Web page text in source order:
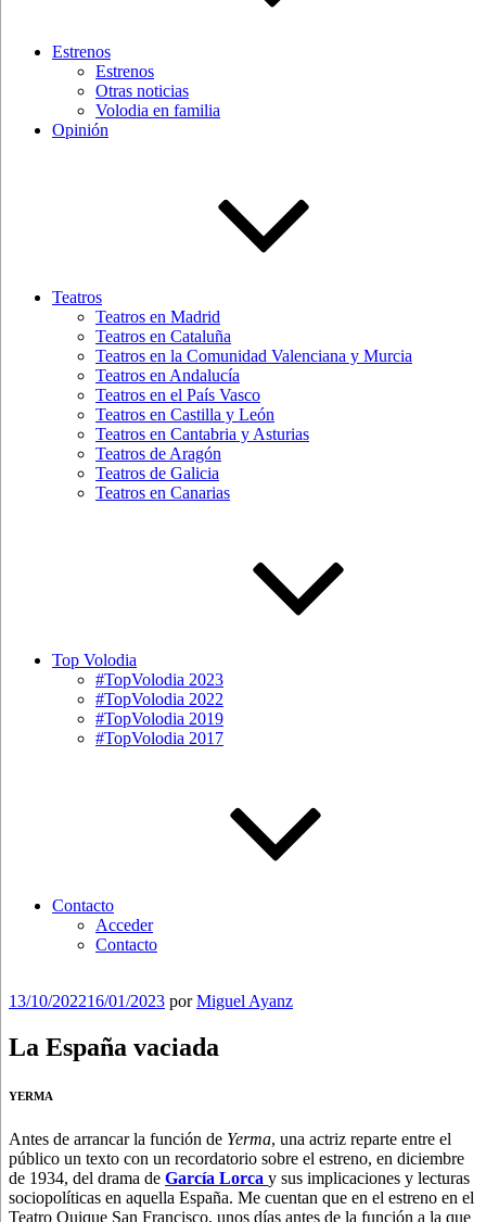
Estrenos
Estrenos
Otras noticias
Volodia en familia
Opinión
Teatros
Teatros en Madrid
Teatros en Cataluña
Teatros en la Comunidad Valenciana y Murcia
Teatros en Andalucía
Teatros en el País Vasco
Teatros en Castilla y León
Teatros en Cantabria y Asturias
Teatros de Aragón
Teatros de Galicia
Teatros en Canarias
Top Volodia
#TopVolodia 2023
#TopVolodia 2022
#TopVolodia 2019
#TopVolodia 2017
Contacto
Acceder
Contacto
Publicado
13/10/202216/01/2023 porMiguel Ayanz
La España vaciada
YERMA
Antes de arrancar la función de Yerma, una actriz reparte entre el
público un texto con un recordatorio sobre el estreno, en diciembre
de 1934, del drama de García Lorca y sus implicaciones y lecturas
sociopolíticas en aquella España. Me cuentan que en el estreno en el
Teatro Quique San Francisco, unos días antes de la función a la que